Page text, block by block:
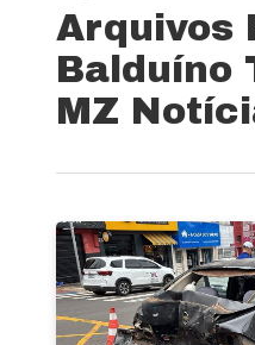
Arquivos
Balduíno
MZ